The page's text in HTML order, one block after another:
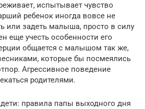
испытывает чувство
ребенок иногда вовсе не
или задеть малыша, просто в силу
еще учесть особенности его
общается с малышом так же,
которые бы посмеялись
Агрессивное поведение
родителями.
правила папы выходного дня